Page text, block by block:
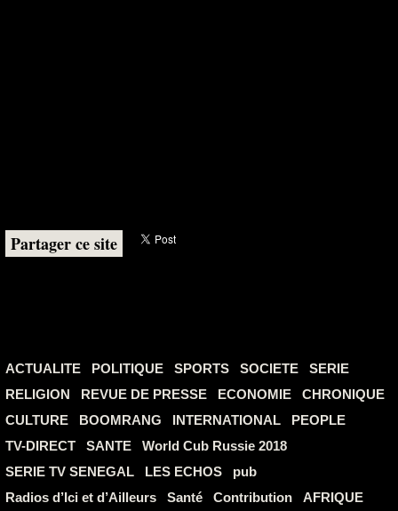
Partager ce site
ACTUALITE POLITIQUE SPORTS SOCIETE
SERIE
RELIGION
REVUE DE PRESSE ECONOMIE
CHRONIQUE
CULTURE
BOOMRANG INTERNATIONAL
PEOPLE
TV-DIRECT
SANTE
World Cub Russie 2018
SERIE TV SENEGAL
LES ECHOS
pub
Radios d’Ici et d’Ailleurs
Santé Contribution
AFRIQUE